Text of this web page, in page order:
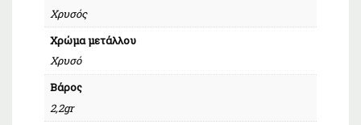
Χρυσός
Χρώμα μετάλλου
Χρυσό
Βάρος
2,2gr